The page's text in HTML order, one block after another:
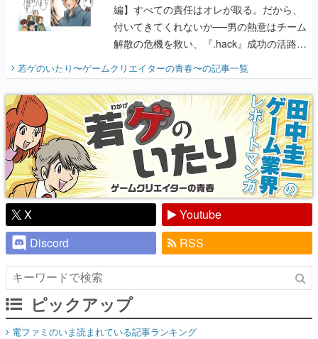
編】すべての責任はオレが取る。だから、
付いてきてくれないか──男の熱意はチーム
解散の危機を救い、『.hack』成功の活路を
『少年ジャンプ』色だった【若ゲのいた
り】
若ゲのいたり〜ゲームクリエイターの青春〜の記事一覧
X
Youtube
Discord
RSS
ピックアップ
電ファミのいま読まれている記事ランキング